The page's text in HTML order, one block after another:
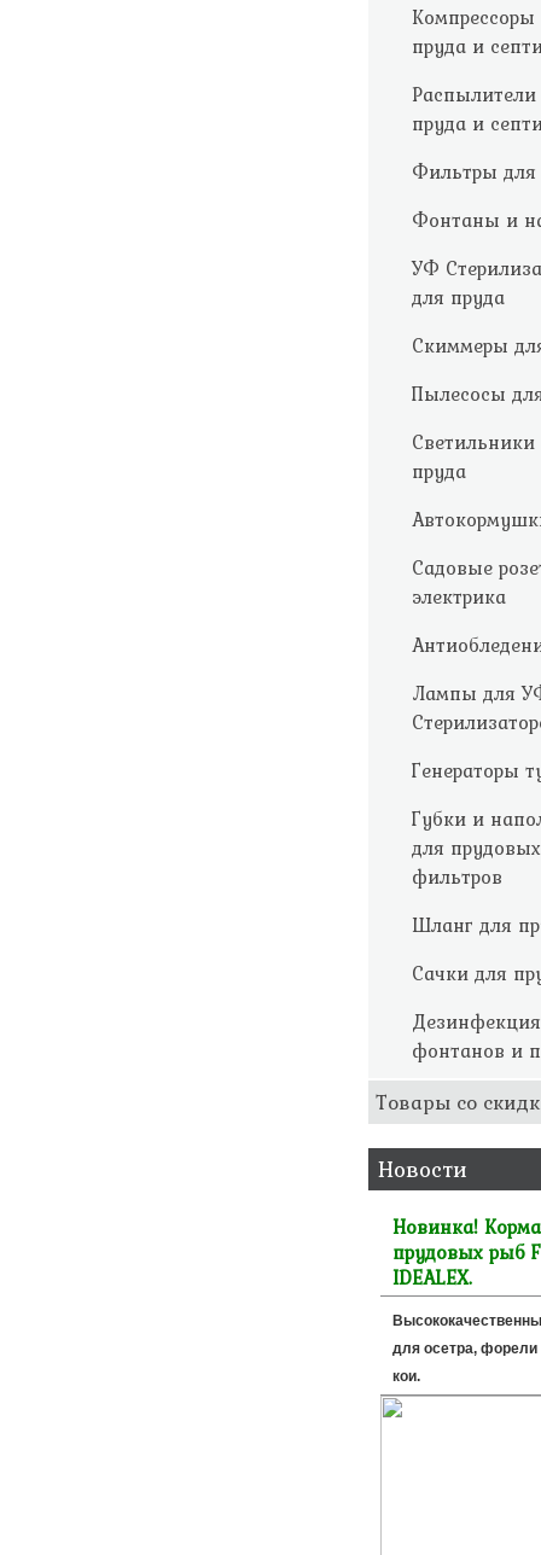
Компрессоры
пруда и
пруда и
Фильтры для
Фонтаны и
УФ
для пруда
Скиммеры
Пылесосы
Светильники
пруда
Садовые
электрика
Лампы для
Генераторы
Губки и
для прудовых
фильтров
Шланг для
Сачки для
фонтанов и
Товары со
Новости
Новинка!
прудовых рыб
IDEALEX.
для осетра, форели
кои.